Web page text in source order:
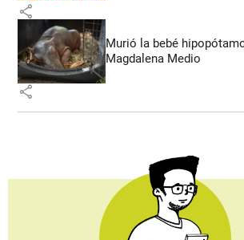
share
Murió la bebé
Magdalena Medio
share